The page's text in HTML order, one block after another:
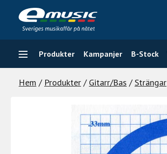
content
Produkter Kampanjer B-Stock
Hem / Produkter / Gitarr/Bas /Strängar